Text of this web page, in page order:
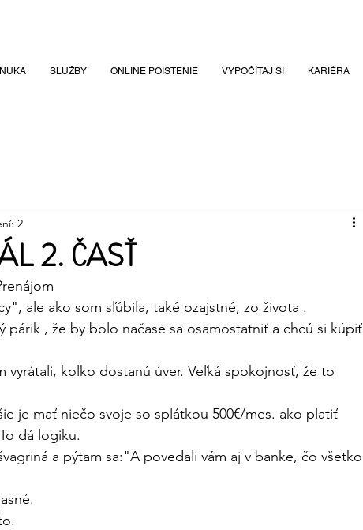
SLUŽBY ONLINE POISTENIE VYPOČÍTAJ SI KARIÉRA
2. ČASŤ
2
ale ako som sľúbila, také ozajstné, zo života .
párik , že by bolo načase sa osamostatniť a chcú si kúpiť
vyrátali, koľko dostanú úver. Veľká spokojnosť, že to
je mať niečo svoje so splátkou 500€/mes. ako platiť
dá logiku.
a pýtam sa:"A povedali vám aj v banke, čo všetko